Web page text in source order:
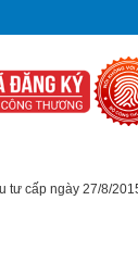
tư cấp ngày 27/8/